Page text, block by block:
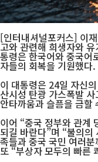
[인터내셔널포커스] 이
고와 관련해 희생자와
통령은 한국어와 중국어
자들의 회복을 기원했다.
이 대통령은 24일 자신
산시성 탄광 가스폭발
안타까움과 슬픔을 금할
이어 “중국 정부와 관계
되길 바란다”며 “불의
족들과 중국 국민 여러
또 “부상자 모두의 빠른